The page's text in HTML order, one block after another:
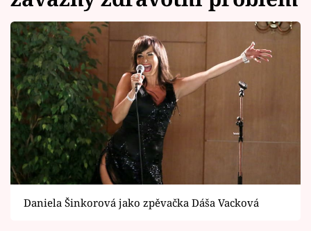
Celebrity
Vztahy
Seriály
Horoskopy
Sledujte prima+
Filmový festival Karlovy Vary
Daniela Šinkorová jako zpěvačka Dáša Vacková